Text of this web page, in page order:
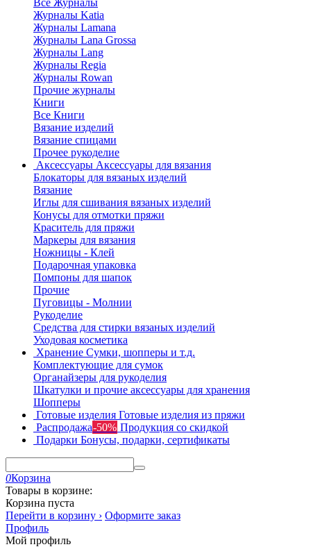
Журналы Katia
Журналы Lamana
Журналы Lana Grossa
Журналы Lang
Журналы Regia
Журналы Rowan
Прочие журналы
Книги
Все Книги
Вязание изделий
Вязание спицами
Прочее рукоделие
Аксессуары Аксессуары для вязания
Блокаторы для вязаных изделий
Вязание
Иглы для сшивания вязаных изделий
Конусы для отмотки пряжи
Краситель для пряжи
Маркеры для вязания
Ножницы - Клей
Подарочная упаковка
Помпоны для шапок
Прочие
Пуговицы - Молнии
Рукоделие
Средства для стирки вязаных изделий
Уходовая косметика
Хранение Сумки, шопперы и т.д.
Комплектующие для сумок
Органайзеры для рукоделия
Шкатулки и прочие аксессуары для хранения
Шопперы
Готовые изделия Готовые изделия из пряжи
Распродажа-50% Продукция со скидкой
Подарки Бонусы, подарки, сертификаты
0Корзина
Товары в корзине:
Корзина пуста
Перейти в корзину › Оформите заказ
Профиль
Мой профиль